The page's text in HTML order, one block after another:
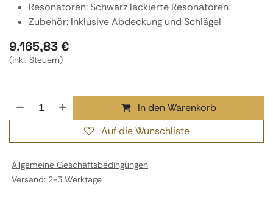
Resonatoren: Schwarz lackierte Resonatoren
Zubehör: Inklusive Abdeckung und Schlägel
9.165,83€
(inkl. Steuern)
In den Warenkorb
Auf die Wunschliste
Allgemeine Geschäftsbedingungen
Versand: 2-3 Werktage